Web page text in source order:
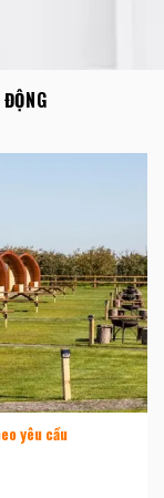
yêu cầu